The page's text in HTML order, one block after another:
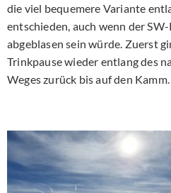
die viel bequemere Variante
entschieden, auch wenn der
abgeblasen sein würde. Zuerst
Trinkpause wieder entlang des
Weges zurück bis auf den Kamm.